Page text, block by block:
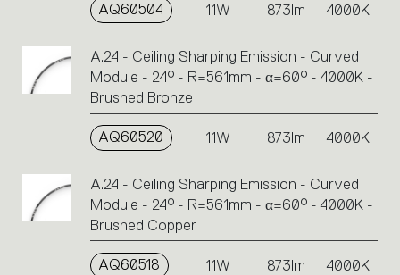
AQ60504 11W 873lm 4000K
A.24 - Ceiling Sharping Emission - Curved
Module - 24° - R=561mm - α=60° - 4000K -
Brushed Bronze
AQ60520 11W 873lm 4000K
A.24 - Ceiling Sharping Emission - Curved
Module - 24° - R=561mm - α=60° - 4000K -
Brushed Copper
AQ60518 11W 873lm 4000K